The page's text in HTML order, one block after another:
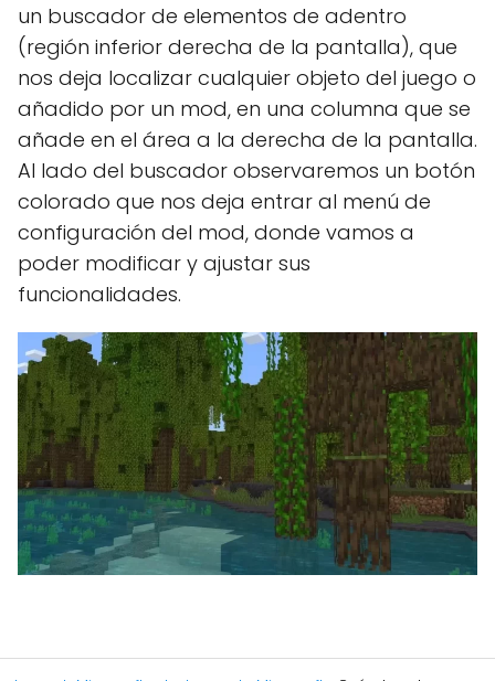
un buscador de elementos de adentro
(región inferior derecha de la pantalla), que
nos deja localizar cualquier objeto del juego o
añadido por un mod, en una columna que se
añade en el área a la derecha de la pantalla.
Al lado del buscador observaremos un botón
colorado que nos deja entrar al menú de
configuración del mod, donde vamos a
poder modificar y ajustar sus
funcionalidades.